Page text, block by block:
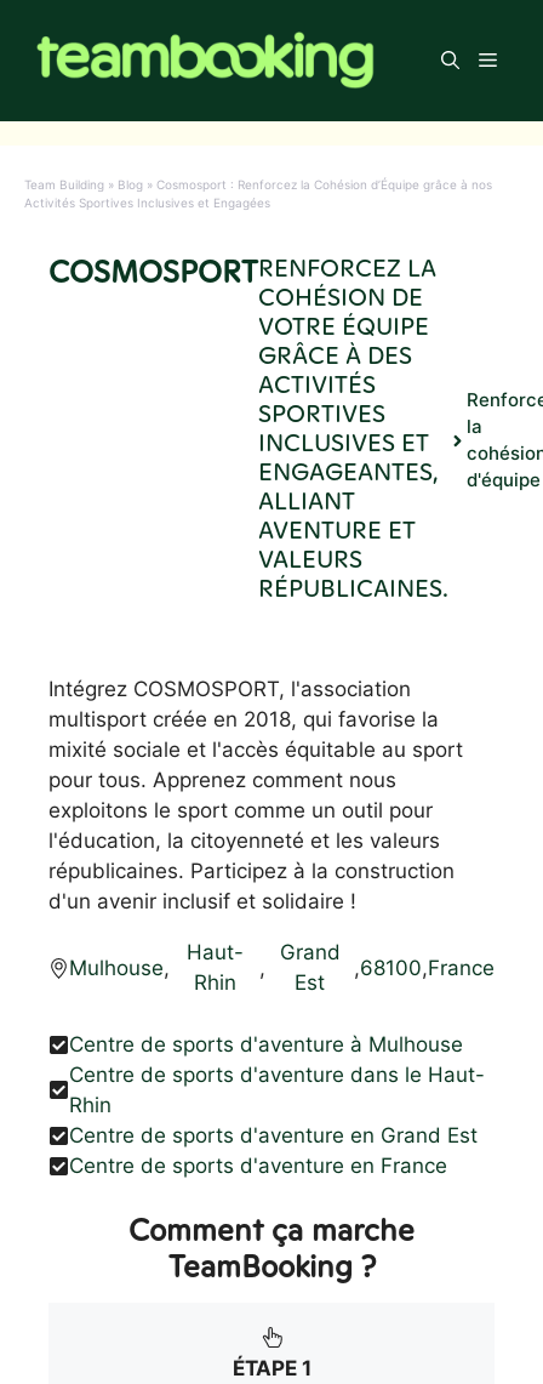
contenu
Menu
Team Building » Blog » Cosmosport : Renforcez la Cohésion d’Équipe grâce à nos
Activités Sportives Inclusives et Engagées
COSMOSPORTRENFORCEZ LA
COHÉSION DE
VOTRE ÉQUIPE
GRÂCE À DES
ACTIVITÉS
SPORTIVES
INCLUSIVES ET
ENGAGEANTES,
ALLIANT
AVENTURE ET
VALEURS
RÉPUBLICAINES.
la
d'équipe
Intégrez COSMOSPORT, l'association
multisport créée en 2018, qui favorise la
mixité sociale et l'accès équitable au sport
pour tous. Apprenez comment nous
exploitons le sport comme un outil pour
l'éducation, la citoyenneté et les valeurs
républicaines. Participez à la construction
d'un avenir inclusif et solidaire !
Mulhouse,
Haut-
Rhin
,
Grand
Est
,68100,France
Centre de sports d'aventure à Mulhouse
Centre de sports d'aventure dans le Haut-
Rhin
Centre de sports d'aventure en Grand Est
Centre de sports d'aventure en France
Comment ça marche
TeamBooking ?
ÉTAPE 1